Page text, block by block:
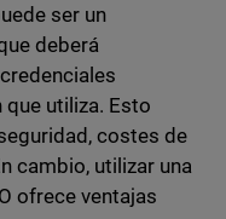
ser un
deberá
utiliza. Esto
costes de
cambio, utilizar una
ofrece ventajas